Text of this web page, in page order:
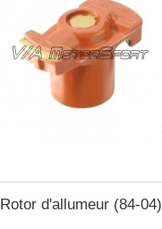
Rotor d'allumeur (84-04)